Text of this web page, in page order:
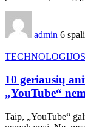
admin 6
TECHNOLOGIJOS
10 geriausių
„YouTube“
Taip, „YouTube“